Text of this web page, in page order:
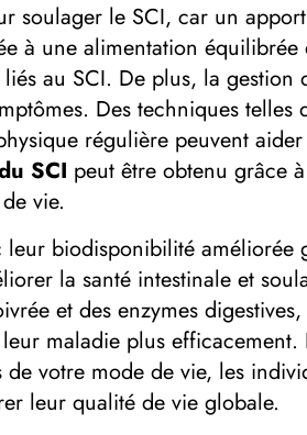
soulager le SCI, car un
à une alimentation
au SCI. De plus, la
Des techniques
régulière peuvent
SCI peut être obtenu grâce
vie.
biodisponibilité
la santé intestinale et
et des enzymes
maladie plus
votre mode de vie, les
leur qualité de vie globale.